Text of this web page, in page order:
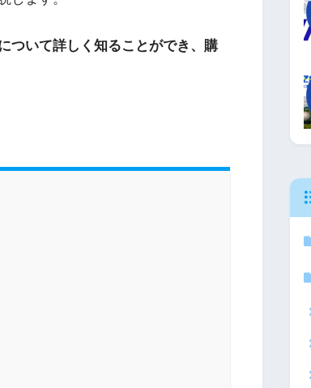
ついて詳しく知ることができ、購